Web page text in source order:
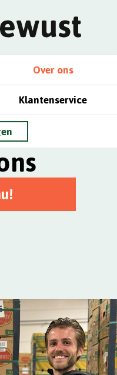
Over ons
Klantenservice